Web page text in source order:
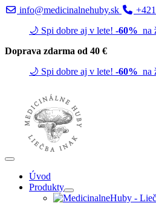
info@medicinalnehuby.sk
🌙 Spi dobre aj v lete! -60% na
Doprava zdarma od 40 €
🌙 Spi dobre aj v lete! -60% na
Úvod
Produkty